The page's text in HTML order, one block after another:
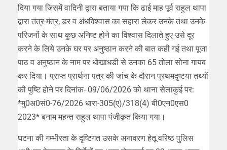
दिया गया जिसमें वादिनी द्वारा बताया गया कि ढाई माह पूर्व राहुल थापा
द्वारा तंत्र-मंत्र, डर व अंधविश्वास का सहारा लेकर उनके तथा उनके
परिजनों के साथ कुछ अनिष्ट होने का विश्वास दिलाते हुए उसे दूर
करने के लिये उनके घर पर अनुष्ठान करने की बात कही गई तथा पूजा
पाठ व अनुष्ठान के नाम पर धोखाधडी से उनका 65 तोला सोना गायब
कर दिया। प्राप्त प्रार्थना पत्र की जांच के दौरान प्रथमदृष्टया तथ्यों
की पुष्टि होने पर दिनांक- 09/06/2026 को थाना सेलाकुई पर:
*मु0अ0सं0-76/2026 धारा-305(ए)/318(4) बी0एन0एस0
2023* बनाम महन्त राहुल थापा पंजीकृत किया गया।
घटना की गम्भीरता के दृष्टिगत उसके अनावरण हेतू वरिष्ठ पुलिस